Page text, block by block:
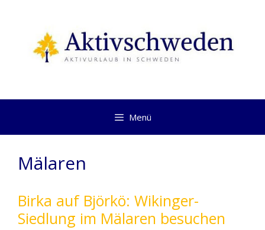
Menü
Mälaren
Birka auf Björkö: Wikinger-
Siedlung im Mälaren besuchen